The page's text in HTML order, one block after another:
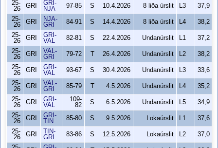
25-
26
GRI
GRI-
NJA
97-85 S 10.4.2026 8 liða úrslit L3
37,9
25-
26
GRI
NJA-
GRI
84-91 S 14.4.2026 8 liða úrslit L4
38,2
25-
26
GRI
GRI-
VAL
82-81 S 22.4.2026 Undanúrslit L1
37,2
25-
26
GRI
VAL-
GRI
79-72 26.4.2026 Undanúrslit L2
38,2
25-
26
GRI
GRI-
VAL
93-67 S 30.4.2026 Undanúrslit L3
33,6
25-
26
GRI
VAL-
GRI
85-79 4.5.2026 Undanúrslit L4
35,2
25-
26
GRI
GRI-
VAL
109-
82
S 6.5.2026 Undanúrslit L5
34,9
25-
26
GRI
GRI-
TIN
85-80 S 9.5.2026 Lokaúrslit L1
37,6
25-
26
GRI
TIN-
GRI
83-86 S 12.5.2026 Lokaúrslit L2
37,0